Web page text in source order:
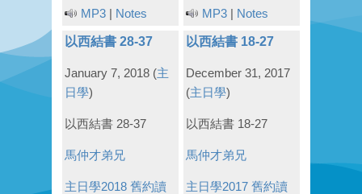
MP3 | Notes MP3 | Notes
以西結書 28-37
January 7, 2018 (主
日學)
以西結書 28-37
馬仲才弟兄
主日學2018 舊約讀
以西結書 18-27
December 31, 2017
(主日學)
以西結書 18-27
馬仲才弟兄
主日學2017 舊約讀